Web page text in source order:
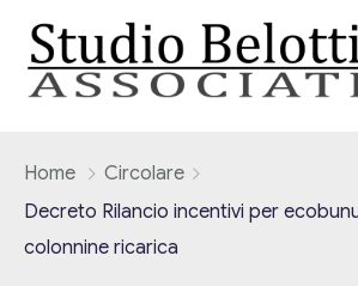
I nostri servizi
Home
Circolare
Decreto Rilancio incentivi per
colonnine ricarica